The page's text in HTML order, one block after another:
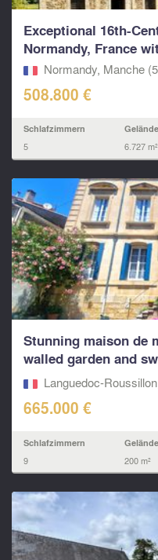
Exceptional 16th-
Normandy, France
Normandy, Manche
508.800 €
Schlafzimmern
5
Gelände
6.727 m²
Stunning maison de
walled garden and
village...
Languedoc-
665.000 €
Schlafzimmern
9
Gelände
200 m²